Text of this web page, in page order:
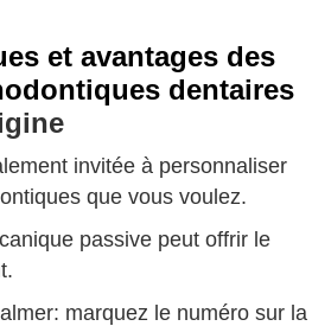
et avantages des
dentaires
invitée à personnaliser
que vous voulez.
passive peut offrir le
marquez le numéro sur la
you looking for?